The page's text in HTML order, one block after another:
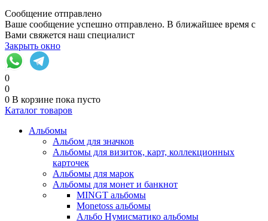
Сообщение отправлено
Ваше сообщение успешно отправлено. В ближайшее время с
Вами свяжется наш специалист
Закрыть окно
0
0
0 В корзине пока пусто
Каталог товаров
Альбомы
Альбом для значков
Альбомы для визиток, карт, коллекционных
карточек
Альбомы для марок
Альбомы для монет и банкнот
MINGT альбомы
Monetoss альбомы
Альбо Нумисматико альбомы